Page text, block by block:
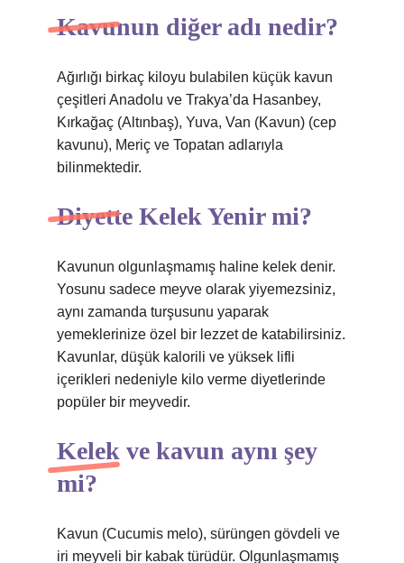
Kavunun diğer adı nedir?
Ağırlığı birkaç kiloyu bulabilen küçük kavun
çeşitleri Anadolu ve Trakya’da Hasanbey,
Kırkağaç (Altınbaş), Yuva, Van (Kavun) (cep
kavunu), Meriç ve Topatan adlarıyla
bilinmektedir.
Diyette Kelek Yenir mi?
Kavunun olgunlaşmamış haline kelek denir.
Yosunu sadece meyve olarak yiyemezsiniz,
aynı zamanda turşusunu yaparak
yemeklerinize özel bir lezzet de katabilirsiniz.
Kavunlar, düşük kalorili ve yüksek lifli
içerikleri nedeniyle kilo verme diyetlerinde
popüler bir meyvedir.
Kelek ve kavun aynı şey
mi?
Kavun (Cucumis melo), sürüngen gövdeli ve
iri meyveli bir kabak türüdür. Olgunlaşmamış